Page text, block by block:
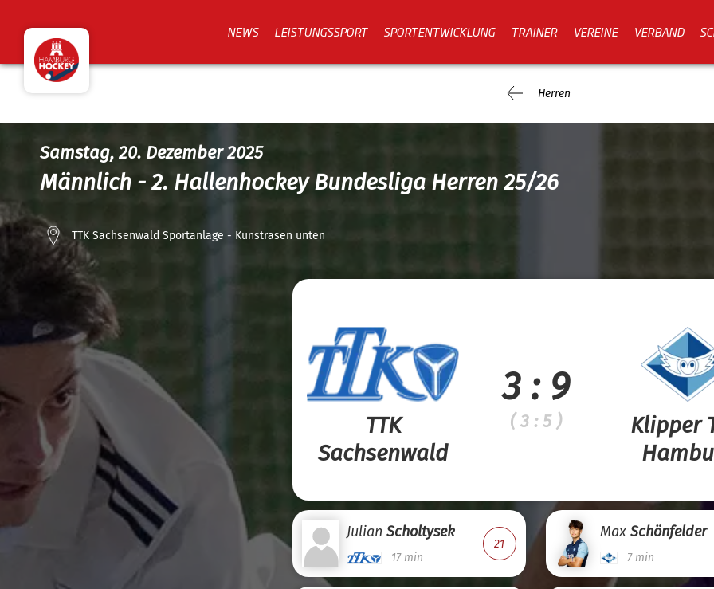
NEWS LEISTUNGSSPORT SPORTENTWICKLUNG TRAINER VEREINE VERBAND
Herren
Samstag, 20. Dezember 2025
Männlich - 2. Hallenhockey Bundesliga Herren 25/26
TTK Sachsenwald Sportanlage - Kunstrasen unten
TTK
Sachsenwald
3 : 9
( 3 : 5 )
Klipper
Max Schönfelder
7 min
JulianScholtysek
17 min
21